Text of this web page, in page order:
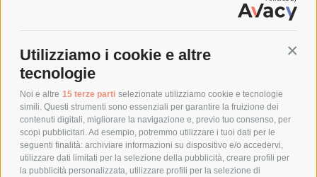
Utilizziamo i cookie e altre
tecnologie
Noi e altre 15 terze parti selezionate utilizziamo cookie e tecnologie
simili. Questi strumenti sono essenziali per garantire la fruizione dei
contenuti digitali, migliorare la navigazione e, previo tuo consenso, per
scopi pubblicitari. Ad esempio, potremmo utilizzare i tuoi dati per le
seguenti finalità: archiviare informazioni su dispositivo e/o accedervi,
utilizzare dati limitati per la selezione della pubblicità, creare profili per
la pubblicità personalizzata, utilizzare profili per la selezione di
POLICY
PRIVACY POLICY
COOKIE POLICY
PAGAMENTI SICURI